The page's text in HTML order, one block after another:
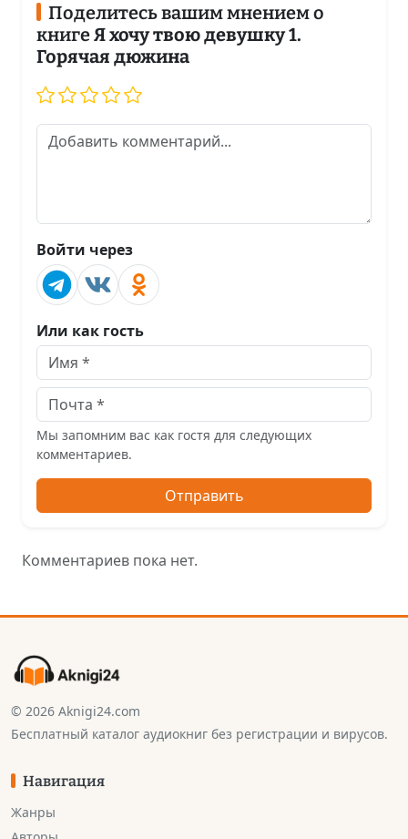
Поделитесь вашим мнением о
книгеЯ хочу твою девушку 1.
Горячая дюжина
Войти через
Или как гость
Мы запомним вас как гостя для следующих
комментариев.
Отправить
Комментариев пока нет.
© 2026 Aknigi24.com
Бесплатный каталог аудиокниг без регистрации и вирусов.
Навигация
Жанры